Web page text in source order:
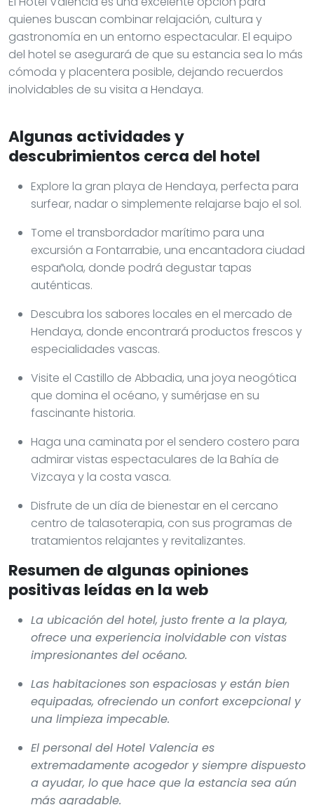
quienes buscan combinar relajación, cultura y
gastronomía en un entorno espectacular. El equipo
del hotel se asegurará de que su estancia sea lo más
cómoda y placentera posible, dejando recuerdos
inolvidables de su visita a Hendaya.
Algunas actividades y
descubrimientos cerca del hotel
Explore la gran playa de Hendaya, perfecta para
surfear, nadar o simplemente relajarse bajo el sol.
Tome el transbordador marítimo para una
excursión a Fontarrabie, una encantadora ciudad
española, donde podrá degustar tapas
auténticas.
Descubra los sabores locales en el mercado de
Hendaya, donde encontrará productos frescos y
especialidades vascas.
Visite el Castillo de Abbadia, una joya neogótica
que domina el océano, y sumérjase en su
fascinante historia.
Haga una caminata por el sendero costero para
admirar vistas espectaculares de la Bahía de
Vizcaya y la costa vasca.
Disfrute de un día de bienestar en el cercano
centro de talasoterapia, con sus programas de
tratamientos relajantes y revitalizantes.
Resumen de algunas opiniones
positivas leídas en la web
La ubicación del hotel, justo frente a la playa,
ofrece una experiencia inolvidable con vistas
impresionantes del océano.
Las habitaciones son espaciosas y están bien
equipadas, ofreciendo un confort excepcional y
una limpieza impecable.
El personal del Hotel Valencia es
extremadamente acogedor y siempre dispuesto
a ayudar, lo que hace que la estancia sea aún
más agradable.